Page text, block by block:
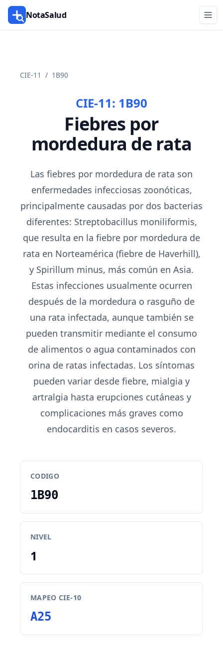
NotaSalud
CIE-11 / 1B90
CIE-11: 1B90
Fiebres por
mordedura de rata
Las fiebres por mordedura de rata son
enfermedades infecciosas zoonóticas,
principalmente causadas por dos bacterias
diferentes: Streptobacillus moniliformis,
que resulta en la fiebre por mordedura de
rata en Norteamérica (fiebre de Haverhill),
y Spirillum minus, más común en Asia.
Estas infecciones usualmente ocurren
después de la mordedura o rasguño de
una rata infectada, aunque también se
pueden transmitir mediante el consumo
de alimentos o agua contaminados con
orina de ratas infectadas. Los síntomas
pueden variar desde fiebre, mialgia y
artralgia hasta erupciones cutáneas y
complicaciones más graves como
endocarditis en casos severos.
CODIGO
1B90
NIVEL
1
MAPEO CIE-10
A25